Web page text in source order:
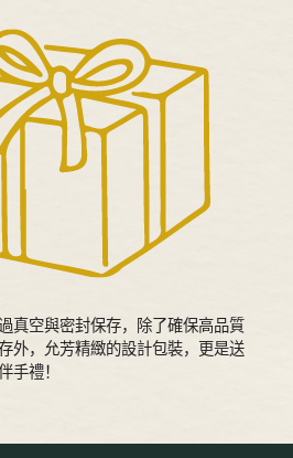
真空與密封保存，除了確保高品質
外，允芳精緻的設計包裝，更是送
手禮！